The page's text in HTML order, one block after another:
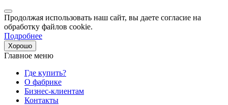
Продолжая использовать наш сайт, вы даете согласие на
обработку файлов cookie.
Подробнее
Хорошо
Главное меню
Где купить?
О фабрике
Бизнес-клиентам
Контакты